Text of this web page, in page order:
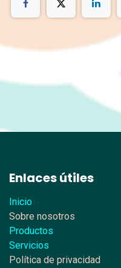
Enlaces útiles
Inicio
Sobre nosotros
Productos
Servicios
Política de privacidad